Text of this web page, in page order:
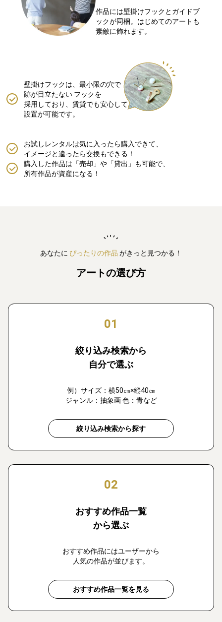
作品には壁掛けフックとガイドブ
ックが同梱。はじめてのアートも
素敵に飾れます。
壁掛けフックは、最小限の穴で
跡が目立たない フックを
採用しており、賃貸でも安心して
設置が可能です。
購入した作品は「売却」や「貸出」も可能で、
所有作品が資産になる！
お試しレンタルは気に入ったら購入できて、
イメージと違ったら交換もできる！
あなたに ぴったりの作品 がきっと見つかる！
アートの選び方
01
絞り込み検索から
自分で選ぶ
例）サイズ：横50㎝×縦40㎝
ジャンル：抽象画 色：青など
絞り込み検索から探す
02
おすすめ作品一覧
から選ぶ
おすすめ作品にはユーザーから
人気の作品が並びます。
おすすめ作品一覧を見る